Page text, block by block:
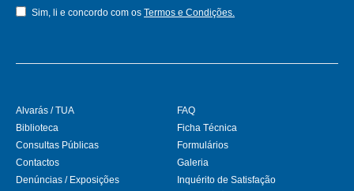
Sim, li e concordo com os Termos e Condições.
Alvarás / TUA
Biblioteca
Consultas Públicas
Contactos
Denúncias / Exposições
FAQ
Ficha Técnica
Formulários
Galeria
Inquérito de Satisfação